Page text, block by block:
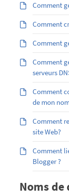
Comment
Comment
Comment
Comment
serveurs
Comment
de mon
Comment
site Web?
Comment
Blogger ?
Noms